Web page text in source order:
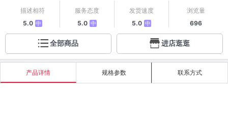
描述相符
5.0 中
服务态度
5.0 中
发货速度
5.0 中
浏览量
696
全部商品 进店逛逛
产品详情 规格参数 联系方式